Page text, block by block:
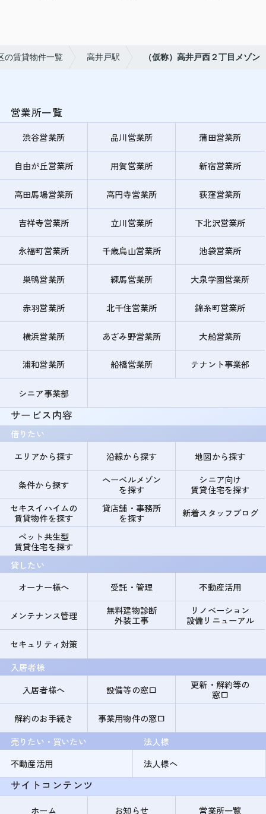
の賃貸物件一覧 高井戸駅 （仮称）高井戸西２丁目メゾン
営業所一覧
渋谷営業所 品川営業所 蒲田営業所
自由が丘営業所 用賀営業所 新宿営業所
高田馬場営業所 高円寺営業所 荻窪営業所
吉祥寺営業所 立川営業所 下北沢営業所
永福町営業所 千歳烏山営業所 池袋営業所
巣鴨営業所 練馬営業所 大泉学園営業所
赤羽営業所 北千住営業所 錦糸町営業所
横浜営業所 あざみ野営業所 大船営業所
浦和営業所 船橋営業所 テナント事業部
シニア事業部
サービス内容
借りたい
エリアから探す
沿線から探す 地図から探す
条件から探す
ヘーベルメゾン
を探す
シニア向け
賃貸住宅を探す
セキスイハイムの
賃貸物件を探す
貸店舗・事務所
を探す
新着スタッフブログ
ペット共生型
賃貸住宅を探す
貸したい
オーナー様へ
受託・管理 不動産活用
メンテナンス管理
無料建物診断
外装工事
リノベーション
設備リニューアル
セキュリティ対策
入居者様
入居者様へ
設備等の窓口
更新・解約等の
窓口
解約のお手続き
事業用物件の窓口
売りたい・買いたい
不動産活用
法人様
法人様へ
サイトコンテンツ
ホーム お知らせ 営業所一覧